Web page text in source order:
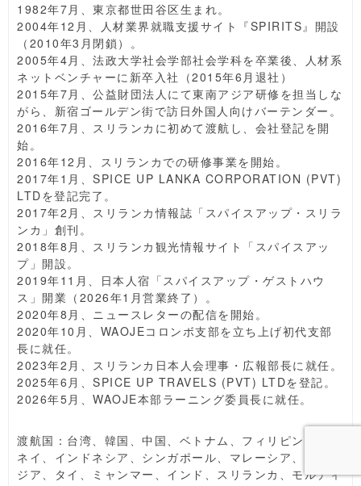
1982年7月、東京都世田谷区生まれ。
2004年12月、人材業界就職支援サイト『SPIRITS』開設
（2010年3月閉鎖）。
2005年4月、法政大学社会学部社会学科を卒業後、人材系
ネットベンチャーに新卒入社（2015年6月退社）
2015年7月、公益財団法人にて東南アジア研修を担当しな
がら、新宿ゴールデン街で訪日外国人向けバーテンダー。
2016年7月、スリランカに初めて渡航し、会社登記を開
始。
2016年12月、スリランカでの研修事業を開始。
2017年1月、SPICE UP LANKA CORPORATION (PVT)
LTDを登記完了。
2017年2月、スリランカ情報誌「スパイスアップ・スリラ
ンカ」創刊。
2018年8月、スリランカ観光情報サイト「スパイスアッ
プ」開設。
2019年11月、日本人宿「スパイスアップ・ゲストハウ
ス」開業（2026年1月営業終了）。
2020年8月、ニュースレターの配信を開始。
2020年10月、WAOJEコロンボ支部を立ち上げ初代支部
長に就任。
2023年2月、スリランカ日本人会理事・広報部長に就任。
2025年6月、SPICE UP TRAVELS (PVT) LTDを登記。
2026年5月、WAOJE本部ラーニング委員長に就任。
渡航国：台湾、韓国、中国、ベトナム、フィリピン、ブル
ネイ、インドネシア、シンガポール、マレーシア、カンボ
ジア、タイ、ミャンマー、インド、スリランカ、モルディ